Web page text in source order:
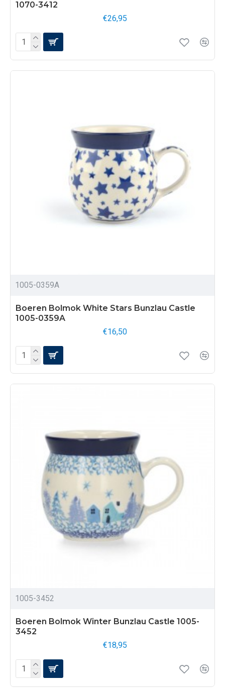
1070-3412
€26,95
1005-0359A
Boeren Bolmok White Stars Bunzlau Castle
1005-0359A
€16,50
1005-3452
Boeren Bolmok Winter Bunzlau Castle 1005-
3452
€18,95